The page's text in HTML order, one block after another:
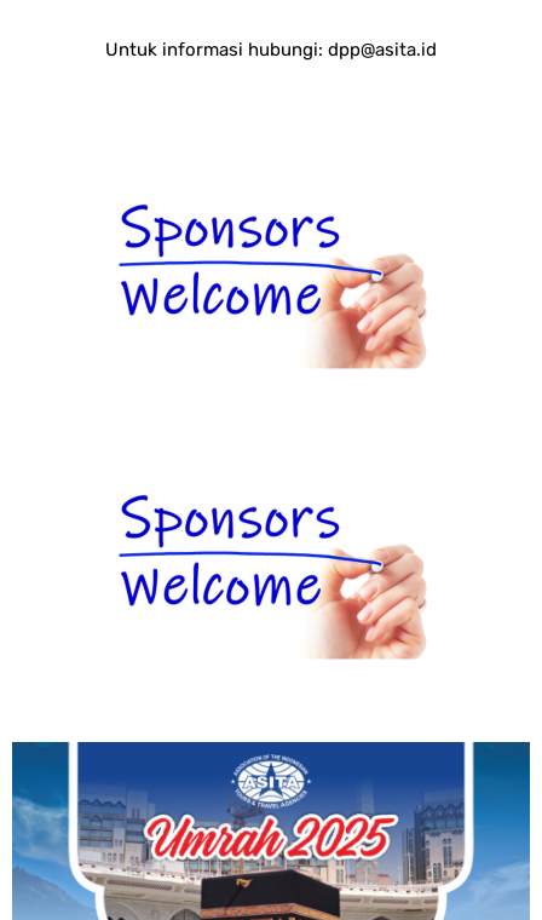
Untuk informasi hubungi: dpp@asita.id